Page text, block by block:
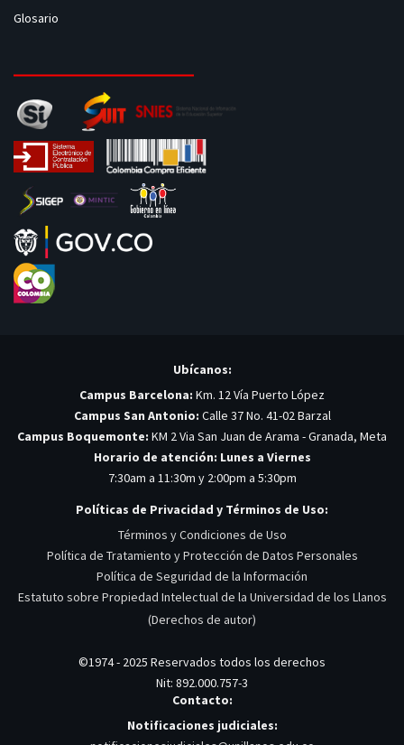
Glosario
Ubícanos:
Campus Barcelona: Km. 12 Vía Puerto López
Campus San Antonio: Calle 37 No. 41-02 Barzal
Campus Boquemonte: KM 2 Via San Juan de Arama - Granada, Meta
Horario de atención: Lunes a Viernes
7:30am a 11:30m y 2:00pm a 5:30pm
Políticas de Privacidad y Términos de Uso:
Términos y Condiciones de Uso
Política de Tratamiento y Protección de Datos Personales
Política de Seguridad de la Información
Estatuto sobre Propiedad Intelectual de la Universidad de los Llanos
(Derechos de autor)
©1974 - 2025 Reservados todos los derechos
Nit: 892.000.757-3
Contacto:
Notificaciones judiciales: